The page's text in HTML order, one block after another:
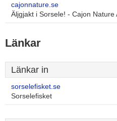
cajonnature.se
Äljgjakt i Sorsele! - Cajon Nature
Länkar
Länkar in
sorselefisket.se
Sorselefisket